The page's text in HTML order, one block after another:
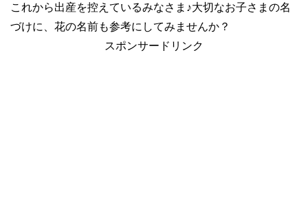
これから出産を控えているみなさま♪大切なお子さまの名
づけに、花の名前も参考にしてみませんか？
スポンサードリンク